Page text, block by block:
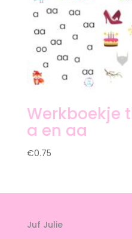
Werkboekje
a en aa
€0.75
Juf Julie